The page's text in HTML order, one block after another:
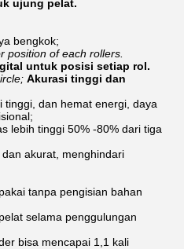
ujung pelat.
bengkok;
position of each rollers.
untuk posisi setiap rol.
Akurasi tinggi dan
tinggi, dan hemat energi, daya
lebih tinggi 50% -80% dari tiga
akurat, menghindari
tanpa pengisian bahan
selama penggulungan
bisa mencapai 1,1 kali